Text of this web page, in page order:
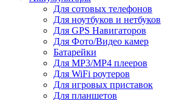
Для сотовых телефонов
Для ноутбуков и нетбуков
Для GPS Навигаторов
Для Фото/Видео камер
Батарейки
Для MP3/MP4 плееров
Для WiFi роутеров
Для игровых приставок
Для планшетов